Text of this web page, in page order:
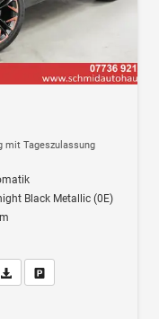
mit Tageszulassung
Black Metallic (0E)
Sie an
Fahrzeugexposé (PDF)